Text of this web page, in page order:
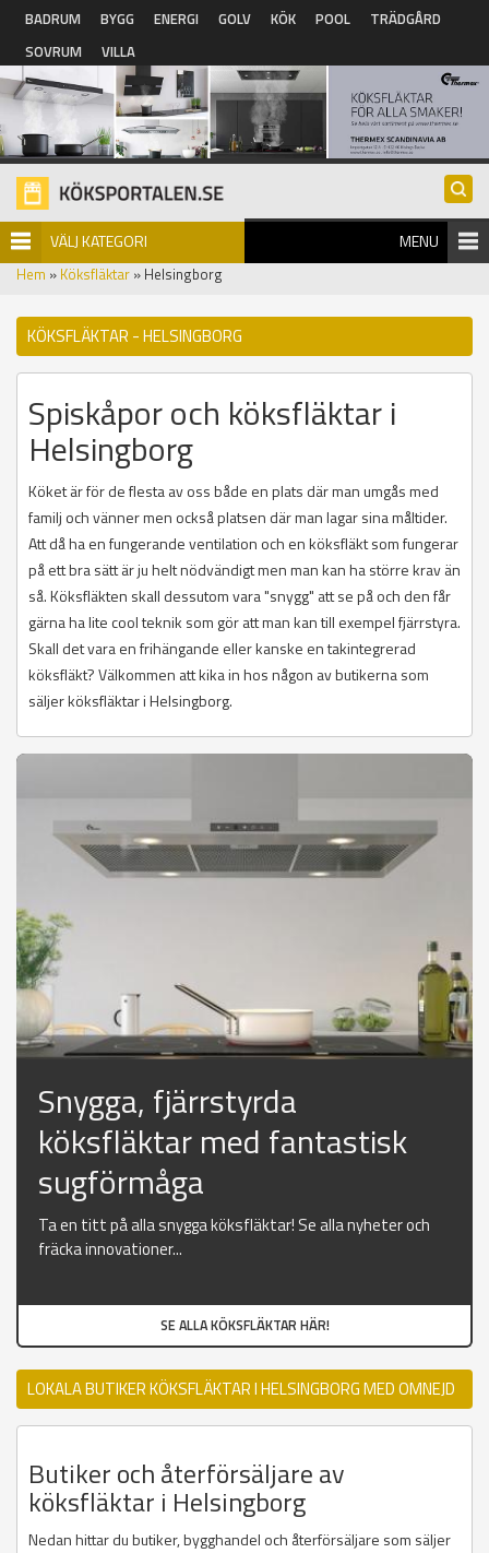
Hoppa till huvudinnehåll
BADRUM BYGG ENERGI GOLV KÖK POOL
TRÄDGÅRD
SOVRUM
VILLA
VÄLJ KATEGORI MENU
Hem » Köksfläktar » Helsingborg
KÖKSFLÄKTAR - HELSINGBORG
Spiskåpor och köksfläktar i
Helsingborg
Köket är för de flesta av oss både en plats där man umgås med
familj och vänner men också platsen där man lagar sina måltider.
Att då ha en fungerande ventilation och en köksfläkt som fungerar
på ett bra sätt är ju helt nödvändigt men man kan ha större krav än
så. Köksfläkten skall dessutom vara "snygg" att se på och den får
gärna ha lite cool teknik som gör att man kan till exempel fjärrstyra.
Skall det vara en frihängande eller kanske en takintegrerad
köksfläkt? Välkommen att kika in hos någon av butikerna som
säljer köksfläktar i Helsingborg.
Snygga, fjärrstyrda
köksfläktar med fantastisk
sugförmåga
Ta en titt på alla snygga köksfläktar! Se alla nyheter och
fräcka innovationer...
SE ALLA KÖKSFLÄKTAR HÄR!
LOKALA BUTIKER KÖKSFLÄKTAR I HELSINGBORG MED OMNEJD
Butiker och återförsäljare av
köksfläktar i Helsingborg
Nedan hittar du butiker, bygghandel och återförsäljare som säljer